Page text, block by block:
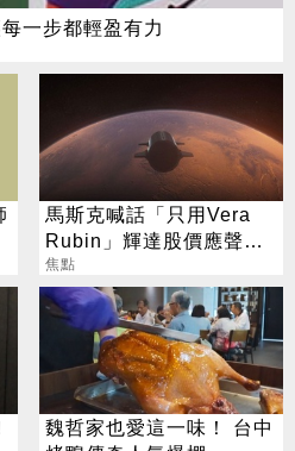
一步都輕盈有力
馬斯克喊話「只用Vera
Rubin」輝達股價應聲勁
揚
焦點
魏哲家也愛這一味！ 台中